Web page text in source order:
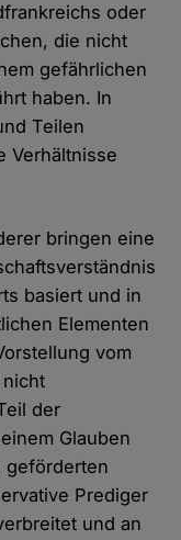
oder
die nicht
gefährlichen
haben. In
Teilen
Verhältnisse
bringen eine
basiert und in
Elementen
vom
der
Glauben
geförderten
Prediger
und an